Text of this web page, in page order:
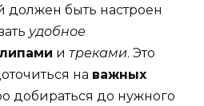
должен быть настроен
удобное
и треками. Это
на важных
добираться до нужного